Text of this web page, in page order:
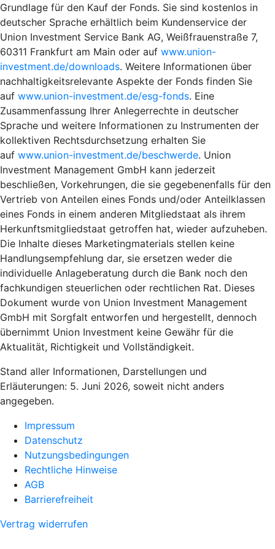
Grundlage für den Kauf der Fonds. Sie sind kostenlos in
deutscher Sprache erhältlich beim Kundenservice der
Union Investment Service Bank AG, Weißfrauenstraße 7,
60311 Frankfurt am Main oder auf www.union-
investment.de/downloads. Weitere Informationen über
nachhaltigkeitsrelevante Aspekte der Fonds finden Sie
auf www.union-investment.de/esg-fonds. Eine
Zusammenfassung Ihrer Anlegerrechte in deutscher
Sprache und weitere Informationen zu Instrumenten der
kollektiven Rechtsdurchsetzung erhalten Sie
auf www.union-investment.de/beschwerde. Union
Investment Management GmbH kann jederzeit
beschließen, Vorkehrungen, die sie gegebenenfalls für den
Vertrieb von Anteilen eines Fonds und/oder Anteilklassen
eines Fonds in einem anderen Mitgliedstaat als ihrem
Herkunftsmitgliedstaat getroffen hat, wieder aufzuheben.
Die Inhalte dieses Marketingmaterials stellen keine
Handlungsempfehlung dar, sie ersetzen weder die
individuelle Anlageberatung durch die Bank noch den
fachkundigen steuerlichen oder rechtlichen Rat. Dieses
Dokument wurde von Union Investment Management
GmbH mit Sorgfalt entworfen und hergestellt, dennoch
übernimmt Union Investment keine Gewähr für die
Aktualität, Richtigkeit und Vollständigkeit.
Stand aller Informationen, Darstellungen und
Erläuterungen: 5. Juni 2026, soweit nicht anders
angegeben.
Impressum
Datenschutz
Nutzungsbedingungen
Rechtliche Hinweise
AGB
Barrierefreiheit
Vertrag widerrufen